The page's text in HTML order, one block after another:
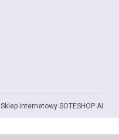
Sklep internetowy SOTESHOP AI